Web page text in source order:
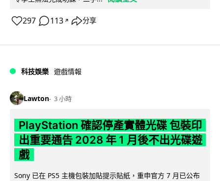
297 113 ↗ 分享
科技娛樂 遊戲情報
Lawton 3 小時
PlayStation 確認停產實體光碟 包裝印
出重要通告 2028 年 1 月後不出光碟遊
戲
Sony 已在 PS5 主機包裝加貼提示貼紙，重申官方 7 月已公布